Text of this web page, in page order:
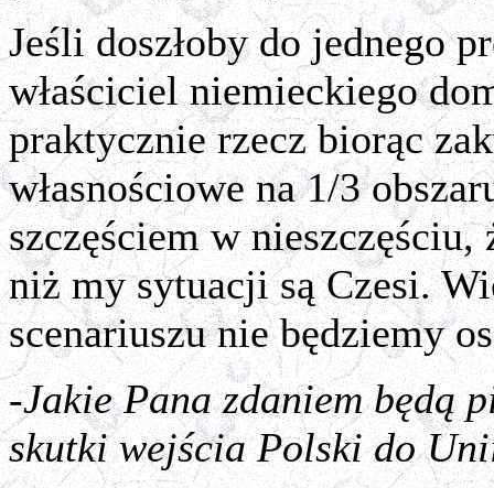
Jeśli doszłoby do jednego
właściciel niemieckiego
praktycznie rzecz biorąc
własnościowe na 1/3
szczęściem w
niż my sytuacji są Czesi.
scenariuszu nie będziemy
-Jakie Pana zdaniem będą
skutki wejścia Polski do